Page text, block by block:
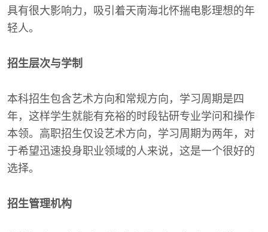
具有很大影响力，吸引着天南海北怀揣电影理想的年
轻人。
招生层次与学制
本科招生包含艺术方向和常规方向，学习周期是四
年，这样学生就能有充裕的时段钻研专业学问和操作
本领。高职招生仅设艺术方向，学习周期为两年，对
于希望迅速投身职业领域的人来说，这是一个很好的
选择。
招生管理机构